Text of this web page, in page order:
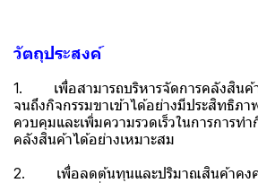
วัตถุประสงค์
1. เพื่อสามารถบริหารจัดการคลังสินค้
จนถึงกิจกรรมขาเข้าได้อย่างมีประสิทธิภ
ควบคุมและเพิ่มความรวดเร็วในการการท
คลังสินค้าได้อย่างเหมาะสม
2. เพื่อลดต้นทุนและปริมาณสินค้าคงค